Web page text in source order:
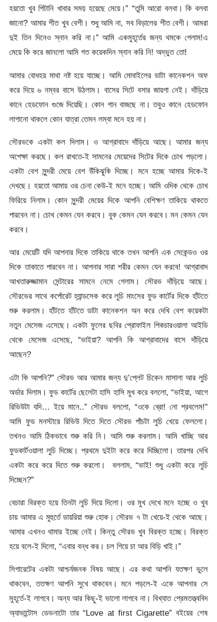
হয়তো খুব পিটানি খাবার সময় হয়েছে মেয়ে।” “তুমি আরো বলবা। কি বলবা
জানো? আমার শীত খুব বেশী। শুধু আমি না, সব বিড়ালের শীত বেশী। আমরা
দুই তিন দিনেও স্নান করি না।” আমি একমুহূর্তের জন্য থমকে গেলাম!এ
মেয়ে কি করে জানলো আমি গত কয়েকদিন স্নান করি নি! অদ্ভুত তো!
আমার বোধহয় মাথা নষ্ট হয়ে যাচ্ছে। আমি মোবাইলের ডাটা কানেকশন অফ
করে দিয়ে ৬ নম্বর বাসে উঠলাম। বাসের সিটে বসার জায়গা নেই। দাঁড়িয়ে
কানে হেডফোন গুজে দিয়েছি। কোন গান বাজছে না। তবুও কানে হেডফোন
লাগানো থাকলে কোন যাত্রা তেমন লম্বা মনে হয় না।
সৌরভকে একটা কল দিলাম। ও আগ্রাবাদে দাঁড়িয়ে আছে। আমার জন্য
অপেক্ষা করছে। কল রাখতে-ই সামনের মেয়েদের সিটের দিকে চোখ পড়লো।
একটা বেশ সুন্দরী মেয়ে বেশ উঁকিঝুকি দিচ্ছে। মনে হচ্ছে আমার দিকে-ই
দেখছে। হয়তো আমায় ওর চেনা কেউ-ই মনে হচ্ছে। আমি ওদিক থেকে চোখ
ফিরিয়ে নিলাম। কোন সুন্দরী মেয়ের দিকে আপনি বেশিক্ষণ তাকিয়ে থাকতে
পারবেন না। চোখ কেমন যেন করবে। বুক কেমন যেন করবে। মন কেমন যেন
করবে।
আর মেয়েটি যদি আপনার দিকে তাকিয়ে থাকে তখন আপনি এক সেকেন্ডও ওর
দিকে তাকাতে পারবেন না। আপনার সারা শরীর কেমন যেন করবে! আগ্রাবাদ
আখতারুজ্জামান সেন্টারের সামনে নেমে গেলাম। সৌরভ দাঁড়িয়ে আছে।
সৌরভের সাথে কর্পোরেট হ্যান্ডসেক করে লুচি মাংসের ফুড কার্টের দিকে হাঁটতে
শুরু করলাম। হাঁটতে হাঁটতে ডাটা কানেকশন অন করে দেখি বেশ কয়েকটা
নতুন মেসেজ এসেছে। একটা ফুলের ছবির প্রোফাইল পিকচারওয়ালা আইডি
থেকে মেসেজ এসেছে, “ভাইয়া? আপনি কি আগ্রাবাদের বাসে দাঁড়িয়ে
আছেন?
এটা কি আপনি?” সৌরভ আর আমার জন্য দু’প্লেট চিকেন মাসালা আর লুচি
অর্ডার দিলাম। ফুড কার্টের ছেলেটা হাসি হাসি মুখ করে বললো, “ভাইয়া, আগে
রিভিউটা যদি… ইয়ে মানে..” সৌরভ বললো, “ওকে ব্রো! নো প্রবলেম!”
আমি ফুড মনস্টারে রিভিউ দিতে দিতে সৌরভ পাঁচটা লুচি খেয়ে ফেললো।
তখনও আমি ঠিকভাবে শুরু করি নি। আমি শুরু করলাম। আমি খাচ্ছি আর
ফুডকার্টওয়ালা লুচি দিচ্ছে। প্রথমে দুইটা করে করে দিচ্ছিলো। তারপর দেখি
একটা করে করে দিতে শুরু করলো। বললাম, “ভাই! শুধু একটা করে লুচি
দিচ্ছেন?”
বেচারা বিরক্ত হয়ে তিনটা লুচি দিয়ে দিলো। ওর মুখ দেখে মনে হচ্ছে ও খুব
চায় আমার এ মুহুর্তে ডায়রিয়া শুরু হোক। সৌরভ ৭ টা খেয়ে-ই থেকে আছে।
আমার এখনও থামার ইচ্ছে নেই। কিন্তু সৌরভ খুব বিরক্ত হচ্ছে। বিরক্ত
হয়ে বলে-ই দিলো, “এবার বন্ধ কর। চল গিয়ে চা আর বিড়ি খাই।”
সিগারেটের একটা আশ্চর্যজনক বিষয় আছে। এর কথা আপনি যতক্ষণ ভুলে
থাকবেন, ততক্ষণ আপনি সুখে থাকবেন। মনে পড়লে-ই একে আপনার সে
মুহূর্তে-ই লাগবে। অন্য আর কিছু-ই ভালো লাগবে না। বিখ্যাত প্রেমতত্ত্ববিদ
অ্যাভান্টোস ডেভনাটো তার “Love at first Cigarette” বইয়ের শেষ